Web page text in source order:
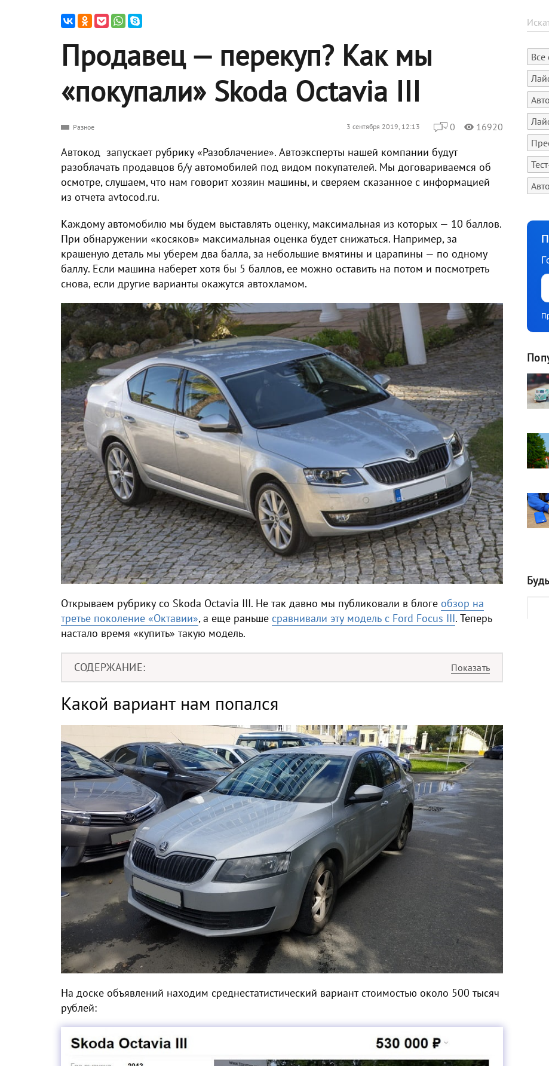
Продавец — перекуп? Как мы
«покупали» Skoda Octavia III
Разное 3 сентября 2019, 12:13 0 16920
Автокод запускает рубрику «Разоблачение». Автоэксперты нашей компании будут
разоблачать продавцов б/у автомобилей под видом покупателей. Мы договариваемся об
осмотре, слушаем, что нам говорит хозяин машины, и сверяем сказанное с информацией
из отчета avtocod.ru.
Каждому автомобилю мы будем выставлять оценку, максимальная из которых — 10 баллов.
При обнаружении «косяков» максимальная оценка будет снижаться. Например, за
крашеную деталь мы уберем два балла, за небольшие вмятины и царапины — по одному
баллу. Если машина наберет хотя бы 5 баллов, ее можно оставить на потом и посмотреть
снова, если другие варианты окажутся автохламом.
Открываем рубрику со Skoda Octavia III. Не так давно мы публиковали в блоге обзор на
третье поколение «Октавии», а еще раньше сравнивали эту модель с Ford Focus III. Теперь
настало время «купить» такую модель.
СОДЕРЖАНИЕ
Какой вариант нам попался
На доске объявлений находим среднестатистический вариант стоимостью около 500 тысяч
рублей:
Все